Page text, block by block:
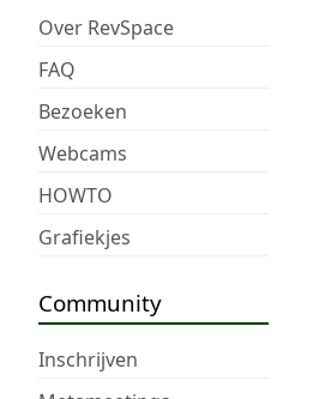
Over RevSpace
FAQ
Bezoeken
Webcams
HOWTO
Grafiekjes
Community
Inschrijven